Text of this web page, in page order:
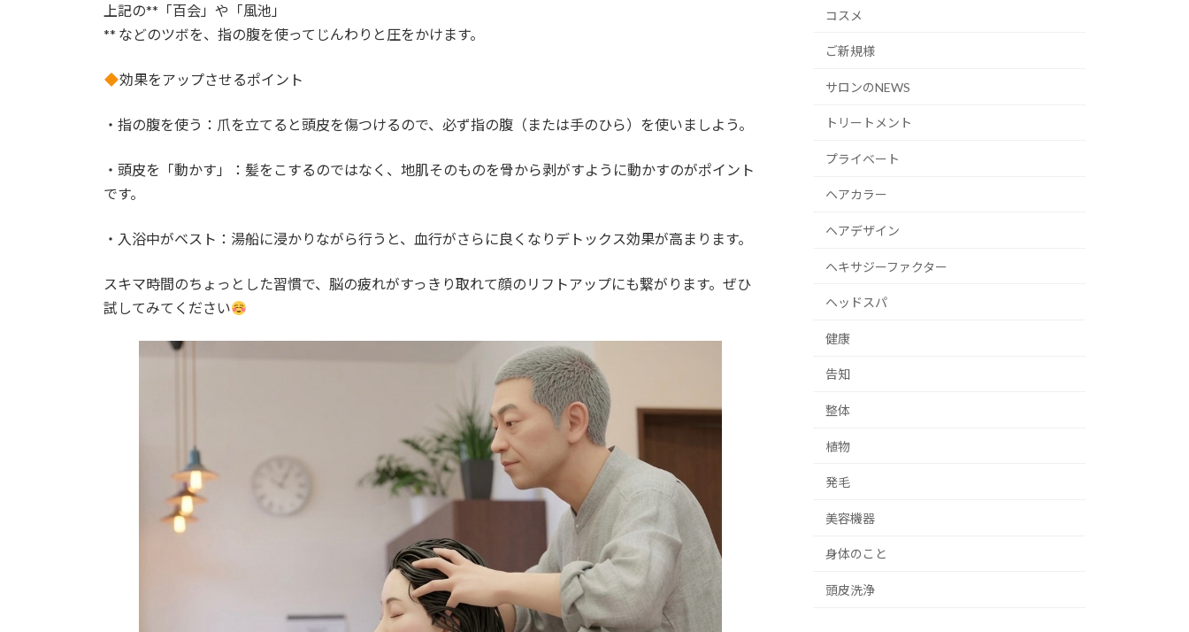
上記の**「百会」や「風池」
** などのツボを、指の腹を使ってじんわりと圧をかけます。
効果をアップさせるポイント
・指の腹を使う：爪を立てると頭皮を傷つけるので、必ず指の腹（または手のひら）を使いましよう。
・頭皮を「動かす」：髪をこするのではなく、地肌そのものを骨から剥がすように動かすのがポイント
です。
・入浴中がベスト：湯船に浸かりながら行うと、血行がさらに良くなりデトックス効果が高まります。
スキマ時間のちょっとした習慣で、脳の疲れがすっきり取れて顔のリフトアップにも繋がります。ぜひ
試してみてください
コスメ
ご新規様
サロンのNEWS
トリートメント
プライベート
ヘアカラー
ヘアデザイン
ヘキサジーファクター
ヘッドスパ
健康
告知
整体
植物
発毛
美容機器
身体のこと
頭皮洗浄